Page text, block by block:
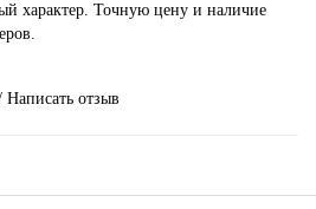
характер. Точную цену и наличие
Написать отзыв